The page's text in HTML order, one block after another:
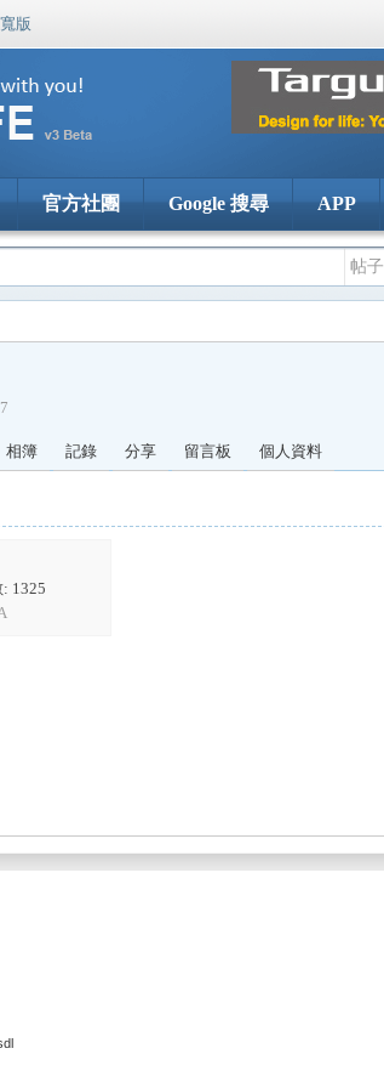
版
官方社團 Google 搜尋 APP
帖子
相簿 記錄 分享 留言板 個人資料
1325